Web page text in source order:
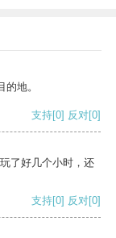
地。
支持[0] 反对[0]
了好几个小时，还
支持[0] 反对[0]